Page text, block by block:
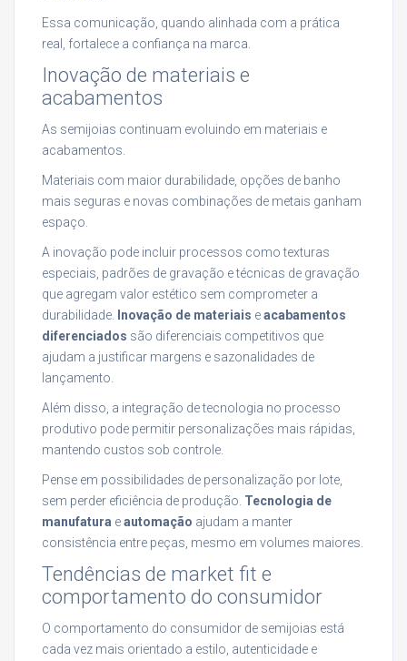
Essa comunicação, quando alinhada com a prática
real, fortalece a confiança na marca.
Inovação de materiais e
acabamentos
As semijoias continuam evoluindo em materiais e
acabamentos.
Materiais com maior durabilidade, opções de banho
mais seguras e novas combinações de metais ganham
espaço.
A inovação pode incluir processos como texturas
especiais, padrões de gravação e técnicas de gravação
que agregam valor estético sem comprometer a
durabilidade.
Inovação de materiais eacabamentos
diferenciados são diferenciais competitivos que
ajudam a justificar margens e sazonalidades de
lançamento.
Além disso, a integração de tecnologia no processo
produtivo pode permitir personalizações mais rápidas,
mantendo custos sob controle.
Pense em possibilidades de personalização por lote,
sem perder eficiência de produção. Tecnologia de
manufatura eautomação ajudam a manter
consistência entre peças, mesmo em volumes maiores.
Tendências de market fit e
comportamento do consumidor
O comportamento do consumidor de semijoias está
cada vez mais orientado a estilo, autenticidade e